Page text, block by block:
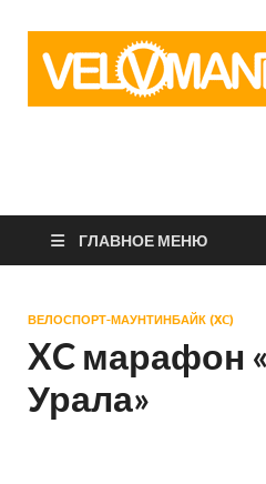
ГЛАВНОЕ МЕНЮ
ВЕЛОСПОРТ-МАУНТИНБАЙК (XC)
XC марафон
Урала»